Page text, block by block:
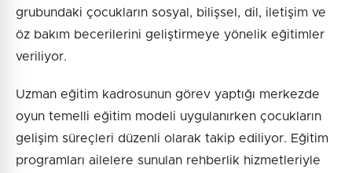
grubundaki çocukların sosyal, bilişsel, dil, iletişim ve
öz bakım becerilerini geliştirmeye yönelik eğitimler
veriliyor.
Uzman eğitim kadrosunun görev yaptığı merkezde
oyun temelli eğitim modeli uygulanırken çocukların
gelişim süreçleri düzenli olarak takip ediliyor. Eğitim
programları ailelere sunulan rehberlik hizmetleriyle